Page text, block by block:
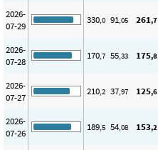
2026-
07-29
330,0 91,05 261,7
2026-
07-28
170,7 55,33 175,8
2026-
07-27
210,2 37,97 125,6
2026-
07-26
189,5 54,08 153,2